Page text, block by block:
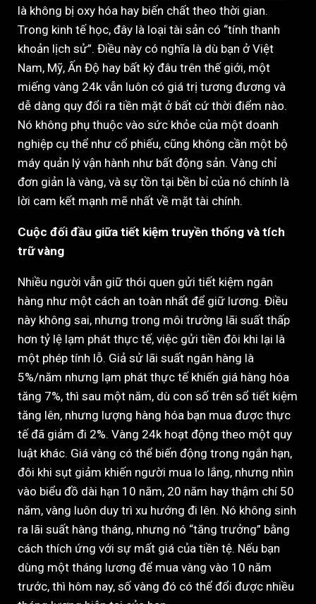
là không bị oxy hóa hay biến chất theo thời gian.
Trong kinh tế học, đây là loại tài sản có “tính thanh
khoản lịch sử”. Điều này có nghĩa là dù bạn ở Việt
Nam, Mỹ, Ấn Độ hay bất kỳ đâu trên thế giới, một
miếng vàng 24k vẫn luôn có giá trị tương đương và
dễ dàng quy đổi ra tiền mặt ở bất cứ thời điểm nào.
Nó không phụ thuộc vào sức khỏe của một doanh
nghiệp cụ thể như cổ phiếu, cũng không cần một bộ
máy quản lý vận hành như bất động sản. Vàng chỉ
đơn giản là vàng, và sự tồn tại bền bỉ của nó chính là
lời cam kết mạnh mẽ nhất về mặt tài chính.
Cuộc đối đầu giữa tiết kiệm truyền thống và tích
trữ vàng
Nhiều người vẫn giữ thói quen gửi tiết kiệm ngân
hàng như một cách an toàn nhất để giữ lương. Điều
này không sai, nhưng trong môi trường lãi suất thấp
hơn tỷ lệ lạm phát thực tế, việc gửi tiền đôi khi lại là
một phép tính lỗ. Giả sử lãi suất ngân hàng là
5%/năm nhưng lạm phát thực tế khiến giá hàng hóa
tăng 7%, thì sau một năm, dù con số trên sổ tiết kiệm
tăng lên, nhưng lượng hàng hóa bạn mua được thực
tế đã giảm đi 2%. Vàng 24k hoạt động theo một quy
luật khác. Giá vàng có thể biến động trong ngắn hạn,
đôi khi sụt giảm khiến người mua lo lắng, nhưng nhìn
vào biểu đồ dài hạn 10 năm, 20 năm hay thậm chí 50
năm, vàng luôn duy trì xu hướng đi lên. Nó không sinh
ra lãi suất hàng tháng, nhưng nó “tăng trưởng” bằng
cách thích ứng với sự mất giá của tiền tệ. Nếu bạn
dùng một tháng lương để mua vàng vào 10 năm
trước, thì hôm nay, số vàng đó có thể đổi được nhiều